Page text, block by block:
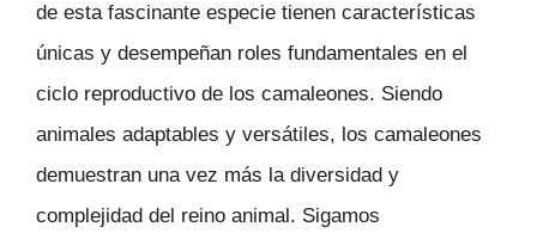
de esta fascinante especie tienen características
únicas y desempeñan roles fundamentales en el
ciclo reproductivo de los camaleones. Siendo
animales adaptables y versátiles, los camaleones
demuestran una vez más la diversidad y
complejidad del reino animal. Sigamos